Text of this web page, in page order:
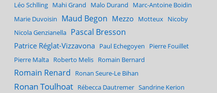
Léo Schlling Mahi Grand Malo Durand
Marc-Antoine Boidin
Marie Duvoisin
Maud Begon Mezzo Motteux Nicoby
Nicola Genzianella Pascal Bresson
Patrice Réglat-Vizzavona Paul Echegoyen
Pierre Fouillet
Pierre Malta Roberto Melis Romain Bernard
Romain Renard Ronan Seure-Le Bihan
Ronan Toulhoat Rébecca Dautremer Sandrine Kerion